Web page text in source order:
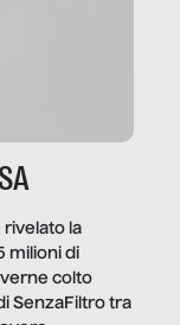
rivelato la
milioni di
colto
SenzaFiltro tra